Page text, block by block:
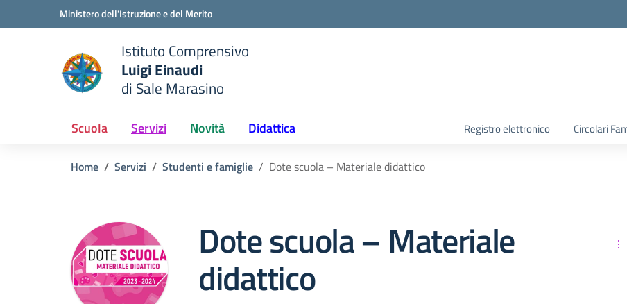
Vai ai contenuti
Vai al menu di navigazioneMinistero dell'Istruzione e del Merito
scuola
Istituto Comprensivo
Luigi Einaudi
di Sale Marasino
Scuola Servizi Novità Didattica Registro elettronico Circolari
Home Servizi Studenti e famiglie Dote scuola – Materiale didattico
Dote scuola – Materiale
didattico